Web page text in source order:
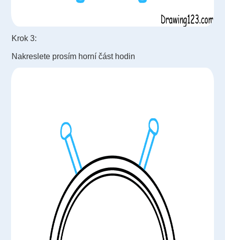
Krok 3:
Nakreslete prosím horní část hodin